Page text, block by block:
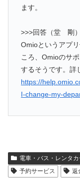
ます。
>>>回答（堂 剛）
Omioというアプ
ころ、Omioのサ
するそうです。詳
https://
I-change-my-
電車・バス・レンタカ
予約サービス
返